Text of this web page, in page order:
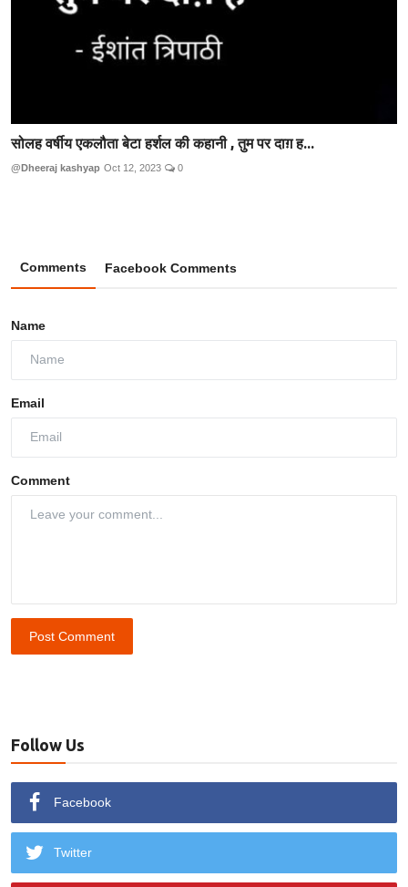
सोलह वर्षीय एकलौता बेटा हर्शल की कहानी , तुम पर दाग़ ह...
@Dheeraj kashyap Oct 12, 2023 0
Comments Facebook Comments
Name
Email
Comment
Post Comment
Follow Us
Facebook
Twitter